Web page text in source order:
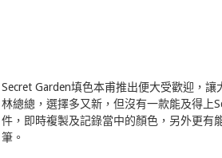
Secret Garden填色本甫推出便大受歡迎，
林總總，選擇多又新，但沒有一款能及得上
件，即時複製及記錄當中的顏色，另外更有
筆。